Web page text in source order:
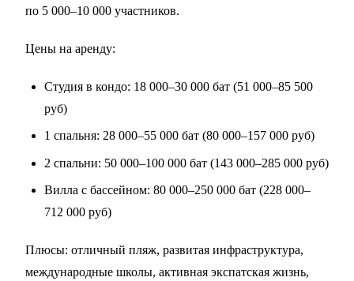
по 5 000–10 000 участников.
Цены на аренду:
Студия в кондо: 18 000–30 000 бат (51 000–85 500
руб)
1 спальня: 28 000–55 000 бат (80 000–157 000 руб)
2 спальни: 50 000–100 000 бат (143 000–285 000 руб)
Вилла с бассейном: 80 000–250 000 бат (228 000–
712 000 руб)
Плюсы: отличный пляж, развитая инфраструктура,
международные школы, активная экспатская жизнь,